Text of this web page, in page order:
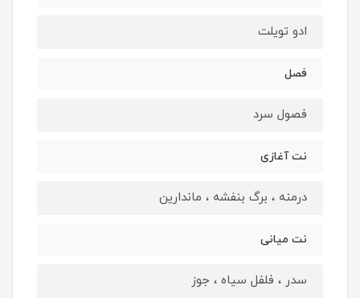
ادو تویلت
فصل
فصول سرد
نت آغازی
درمنه ، برگ بنفشه ، ماندارین
نت میانی
سدر ، فلفل سیاه ، جوز